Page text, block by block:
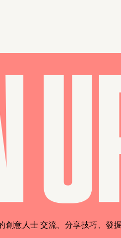
創意人士 交流、分享技巧、發